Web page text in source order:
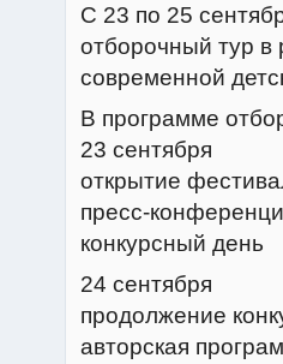
С 23 по 25
отборочный тур в
современной
В программе
23 сентября
открытие
пресс-
конкурсный день
24 сентября
продолжение
авторская